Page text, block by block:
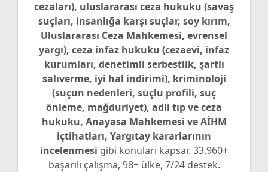
cezaları), uluslararası ceza hukuku (savaş
suçları, insanlığa karşı suçlar, soy kırım,
Uluslararası Ceza Mahkemesi, evrensel
yargı), ceza infaz hukuku (cezaevi, infaz
kurumları, denetimli serbestlik, şartlı
salıverme, iyi hal indirimi), kriminoloji
(suçun nedenleri, suçlu profili, suç
önleme, mağduriyet), adli tıp ve ceza
hukuku, Anayasa Mahkemesi ve AİHM
içtihatları, Yargıtay kararlarının
incelenmesi gibi konuları kapsar. 33.960+
başarılı çalışma, 98+ ülke, 7/24 destek.